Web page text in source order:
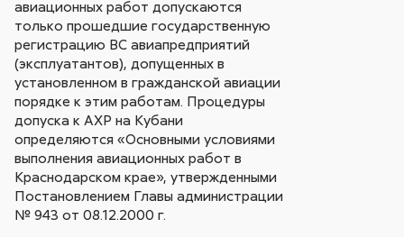
авиационных работ допускаются
только прошедшие государственную
регистрацию ВС авиапредприятий
(эксплуатантов), допущенных в
установленном в гражданской авиации
порядке к этим работам. Процедуры
допуска к АХР на Кубани
определяются «Основными условиями
выполнения авиационных работ в
Краснодарском крае», утвержденными
Постановлением Главы администрации
№ 943 от 08.12.2000 г.